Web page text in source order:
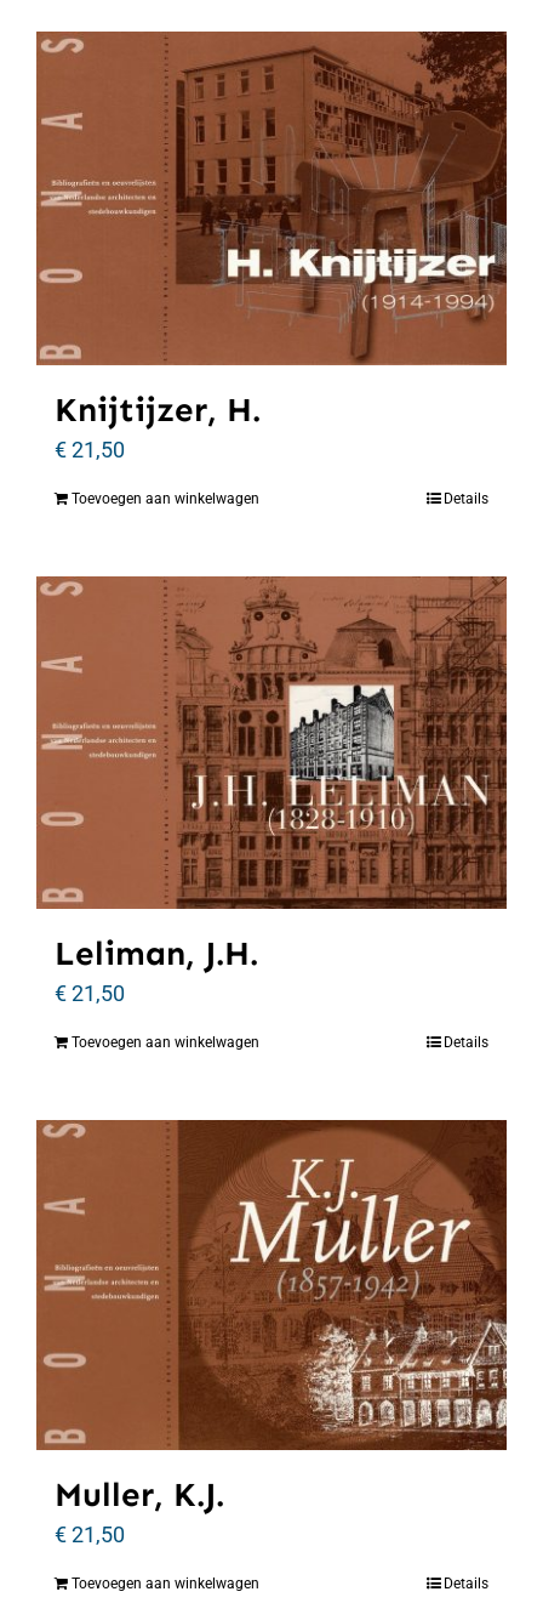
Knijtijzer, H.
€21,50
Toevoegen aan winkelwagen Details
Leliman, J.H.
€21,50
Toevoegen aan winkelwagen Details
Muller, K.J.
€21,50
Toevoegen aan winkelwagen Details